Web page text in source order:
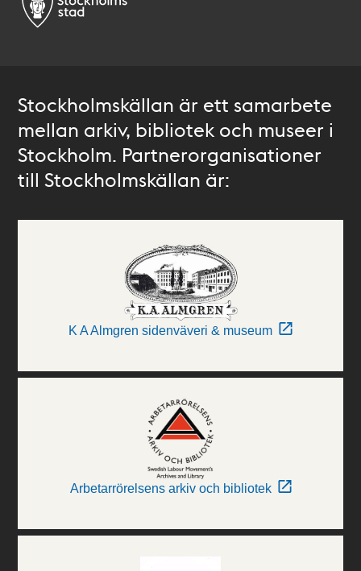
Stockholmskällan är ett samarbete
mellan arkiv, bibliotek och museer i
Stockholm. Partnerorganisationer
till Stockholmskällan är:
K A Almgren sidenväveri & museum
Arbetarrörelsens arkiv och bibliotek